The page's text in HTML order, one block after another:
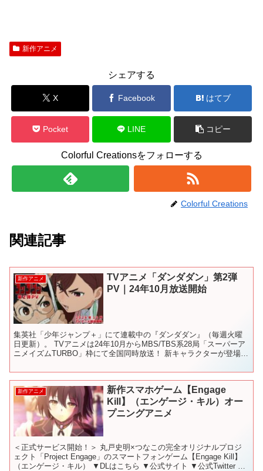
新作アニメ
シェアする
X Facebook はてブ
Pocket LINE コピー
Colorful Creationsをフォローする
Colorful Creations
関連記事
新作アニメ
TVアニメ「ダンダダン」第2弾
PV｜24年10月放送開始
集英社「少年ジャンプ＋」にて連載中の『ダンダダン』（毎週火曜
日更新）。 TVアニメは24年10月からMBS/TBS系28局「スーパーア
ニメイズムTURBO」枠にて全国同時放送！ 新キャラクターが登場
新作アニメ
新作スマホゲーム【Engage
Kill】（エンゲージ・キル）オー
プニングアニメ
＜正式サービス開始！＞ 丸戸史明×つなこの完全オリジナルプロジ
ェクト「Project Engage」のスマートフォンゲーム【Engage Kill】
（エンゲージ・キル） ▼DLはこちら ▼公式サイト ▼公式Twitter ▼